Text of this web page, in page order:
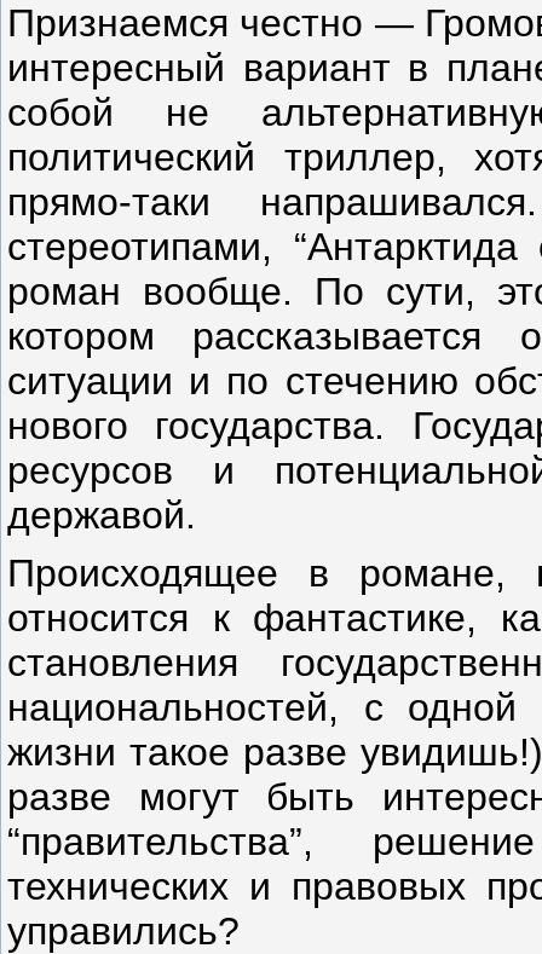
Признаемся честно —
интересный вариант в
собой не
политический триллер,
прямо-таки
стереотипами,
роман вообще. По сути,
котором
ситуации и по стечению
нового государства.
ресурсов и
державой.
Происходящее в романе,
относится к фантастике,
становления
национальностей, с
жизни такое разве
разве могут быть
“правительства”,
технических и правовых
управились?